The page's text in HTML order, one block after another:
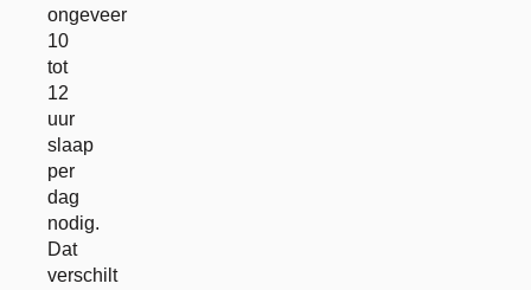
ongeveer
10
tot
12
uur
slaap
per
dag
nodig.
Dat
verschilt